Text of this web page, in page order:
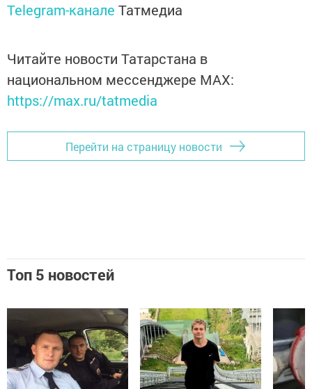
Telegram-канале Татмедиа
Читайте новости Татарстана в
национальном мессенджере MАХ:
https://max.ru/tatmedia
Перейти на страницу новости
Топ 5 новостей